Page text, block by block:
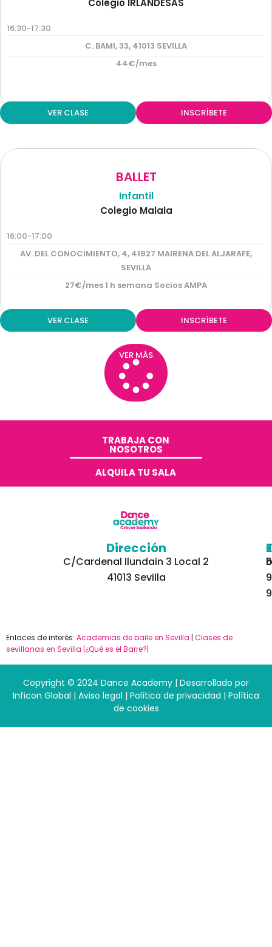
Colegio IRLANDESAS
16:30-17:30
C. BAMI, 33, 41013 SEVILLA
44€/mes
VER CLASE INSCRÍBETE
BALLET
Infantil
Colegio Malala
16:00-17:00
AV. DEL CONOCIMIENTO, 4, 41927 MAIRENA DEL ALJARAFE,
SEVILLA
27€/mes 1 h semana Socios AMPA
VER CLASE INSCRÍBETE
VER MÁS
TRABAJA CON
NOSOTROS​
ALQUILA TU SALA
Dirección
C/Cardenal Ilundain 3 Local 2
41013 Sevilla
Enlaces de interés: Academias de baile en Sevilla | Clases de
sevillanas en Sevilla |¿Qué es el Barre?|
Copyright © 2024 Dance Academy | Desarrollado por
Inficon Global | Aviso legal | Política de privacidad | Política
de cookies